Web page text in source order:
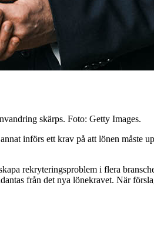
skärps. Foto: Getty Images.
införs ett krav på att lönen
rekryteringsproblem i flera
från det nya lönekravet. När